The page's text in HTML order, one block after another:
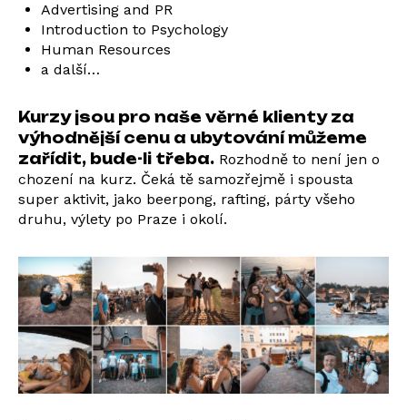
Advertising and PR
Introduction to Psychology
Human Resources
a další…
Kurzy jsou pro naše věrné klienty za
výhodnější cenu a ubytování můžeme
zařídit, bude-li třeba. Rozhodně to není jen o
chození na kurz. Čeká tě samozřejmě i spousta
super aktivit, jako beerpong, rafting, párty všeho
druhu, výlety po Praze i okolí.